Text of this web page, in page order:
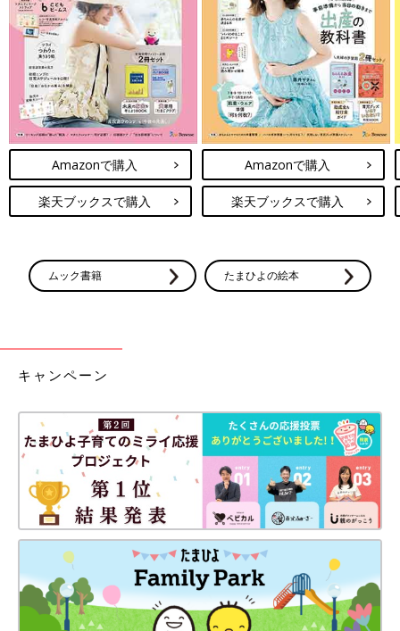
Amazonで購入
楽天ブックスで購入
Amazonで購入
楽天ブックスで購入
ムック書籍 たまひよの絵本
キャンペーン